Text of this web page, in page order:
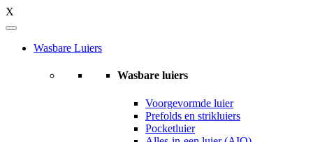
X
Wasbare Luiers
Wasbare luiers
Voorgevormde luier
Prefolds en strikluiers
Pocketluier